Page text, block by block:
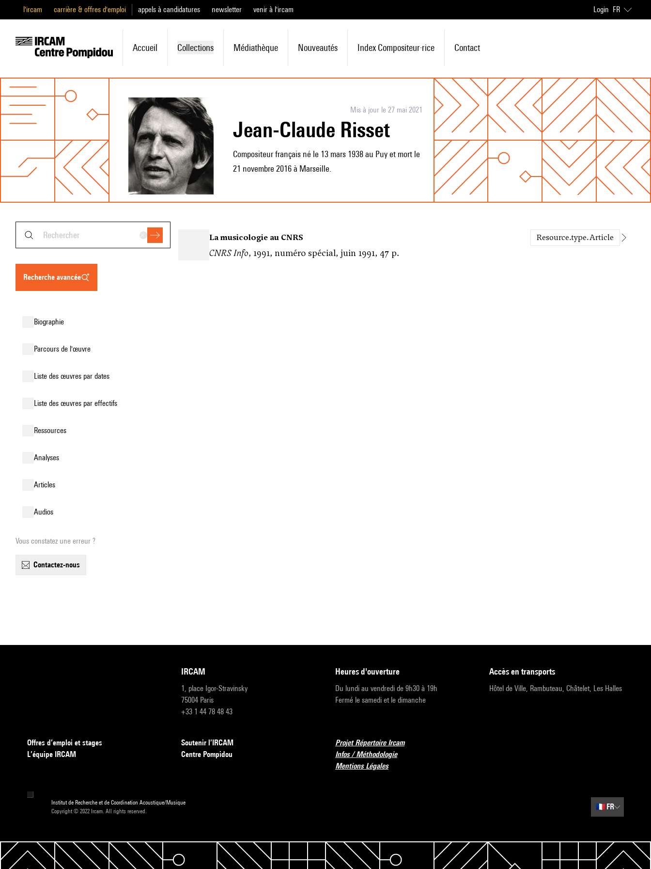
l'ircam carrière & offres d'emploi appels à candidatures newsletter venir à l'ircam Login FR
Accueil Collections Médiathèque Nouveautés Index Compositeur·rice Contact
Mis à jour le 27 mai 2021
Jean-Claude Risset
Compositeur français né le 13 mars 1938 au Puy et mort le
21 novembre 2016 à Marseille.
recherche avancée
biographie
parcours de l'œuvre
liste des œuvres par dates
liste des œuvres par effectifs
ressources
analyses
articles
audios
Vous constatez une erreur ?
contactez-nous
La musicologie au CNRS resource.type.Article
CNRS Info, 1991, numéro spécial, juin 1991, 47 p.
IRCAM
1, place Igor-Stravinsky
75004 Paris
+33 1 44 78 48 43
heures d'ouverture
Du lundi au vendredi de 9h30 à 19h
Fermé le samedi et le dimanche
accès en transports
Hôtel de Ville, Rambuteau, Châtelet, Les Halles
Offres d’emploi et stages
L’équipe IRCAM
Soutenir l’IRCAM
Centre Pompidou
Projet Répertoire Ircam
Infos / Méthodologie
Mentions Légales
Institut de Recherche et de Coordination Acoustique/Musique
Copyright © 2022 Ircam. All rights reserved.
🇫🇷 FR